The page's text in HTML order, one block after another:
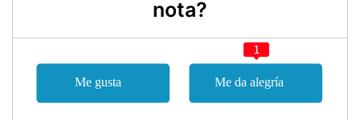
nota?
1